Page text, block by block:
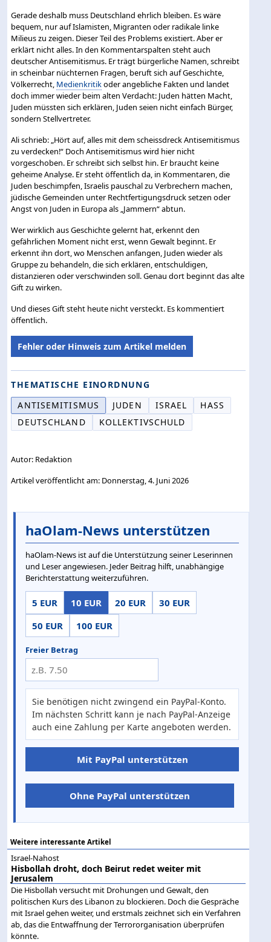
Gerade deshalb muss Deutschland ehrlich bleiben. Es wäre
bequem, nur auf Islamisten, Migranten oder radikale linke
Milieus zu zeigen. Dieser Teil des Problems existiert. Aber er
erklärt nicht alles. In den Kommentarspalten steht auch
deutscher Antisemitismus. Er trägt bürgerliche Namen, schreibt
in scheinbar nüchternen Fragen, beruft sich auf Geschichte,
Völkerrecht, Medienkritikoder angebliche Fakten und landet
doch immer wieder beim alten Verdacht: Juden hätten Macht,
Juden müssten sich erklären, Juden seien nicht einfach Bürger,
sondern Stellvertreter.
Ali schrieb: „Hört auf, alles mit dem scheissdreck Antisemitismus
zu verdecken!“ Doch Antisemitismus wird hier nicht
vorgeschoben. Er schreibt sich selbst hin. Er braucht keine
geheime Analyse. Er steht öffentlich da, in Kommentaren, die
Juden beschimpfen, Israelis pauschal zu Verbrechern machen,
jüdische Gemeinden unter Rechtfertigungsdruck setzen oder
Angst von Juden in Europa als „Jammern“ abtun.
Wer wirklich aus Geschichte gelernt hat, erkennt den
gefährlichen Moment nicht erst, wenn Gewalt beginnt. Er
erkennt ihn dort, wo Menschen anfangen, Juden wieder als
Gruppe zu behandeln, die sich erklären, entschuldigen,
distanzieren oder verschwinden soll. Genau dort beginnt das alte
Gift zu wirken.
Und dieses Gift steht heute nicht versteckt. Es kommentiert
öffentlich.
Fehler oder Hinweis zum Artikel melden
THEMATISCHE EINORDNUNG
ANTISEMITISMUS
JUDEN ISRAEL
HASS
DEUTSCHLAND
KOLLEKTIVSCHULD
Autor: Redaktion
Artikel veröffentlicht am: Donnerstag, 4. Juni 2026
haOlam-News unterstützen
haOlam-News ist auf die Unterstützung seiner Leserinnen
und Leser angewiesen. Jeder Beitrag hilft, unabhängige
Berichterstattung weiterzuführen.
5 EUR 10 EUR 20 EUR
30 EUR
50 EUR
100 EUR
Freier Betrag
Sie benötigen nicht zwingend ein PayPal-Konto.
Im nächsten Schritt kann je nach PayPal-Anzeige
auch eine Zahlung per Karte angeboten werden.
Mit PayPal unterstützen
Ohne PayPal unterstützen
Weitere interessante Artikel
Israel-Nahost
Hisbollah droht, doch Beirut redet weiter mit
Jerusalem
Die Hisbollah versucht mit Drohungen und Gewalt, den
politischen Kurs des Libanon zu blockieren. Doch die Gespräche
mit Israel gehen weiter, und erstmals zeichnet sich ein Verfahren
ab, das die Entwaffnung der Terrororganisation überprüfen
könnte.